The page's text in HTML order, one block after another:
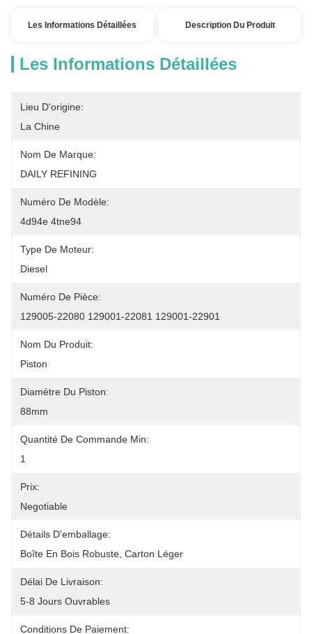
Les Informations Détaillées Description Du Produit
Les Informations Détaillées
Lieu D'origine:
La Chine
Nom De Marque:
DAILY REFINING
Numéro De Modèle:
4d94e 4tne94
Type De Moteur:
Diesel
Numéro De Pièce:
129005-22080 129001-22081 129001-22901
Nom Du Produit:
Piston
Diamètre Du Piston:
88mm
Quantité De Commande Min:
1
Prix:
Negotiable
Détails D'emballage:
Boîte En Bois Robuste, Carton Léger
Délai De Livraison:
5-8 Jours Ouvrables
Conditions De Paiement: